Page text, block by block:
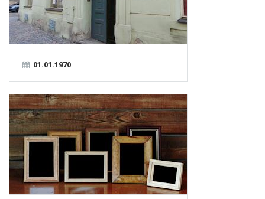
01.01.1970